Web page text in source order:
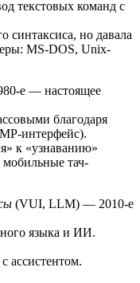
текстовых команд с
синтаксиса, но давала
MS-DOS, Unix-
е — настоящее
благодаря
интерфейс).
к «узнаванию»
тач-
(VUI, LLM) — 2010-е
языка и ИИ.
ассистентом.